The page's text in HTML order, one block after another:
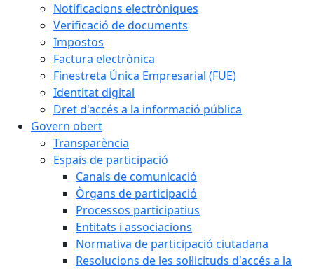
Notificacions electròniques
Verificació de documents
Impostos
Factura electrònica
Finestreta Única Empresarial (FUE)
Identitat digital
Dret d'accés a la informació pública
Govern obert
Transparència
Espais de participació
Canals de comunicació
Òrgans de participació
Processos participatius
Entitats i associacions
Normativa de participació ciutadana
Resolucions de les sol·licituds d'accés a la